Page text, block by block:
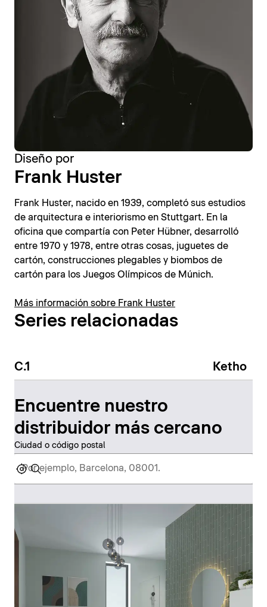
Diseño por
Frank Huster
Frank Huster, nacido en 1939, completó sus estudios
de arquitectura e interiorismo en Stuttgart. En la
oficina que compartía con Peter Hübner, desarrolló
entre 1970 y 1978, entre otras cosas, juguetes de
cartón, construcciones plegables y biombos de
cartón para los Juegos Olímpicos de Múnich.
Más información sobre Frank Huster
Series relacionadas
C.1 Ketho
Encuentre nuestro
distribuidor más cercano
Ciudad o código postal